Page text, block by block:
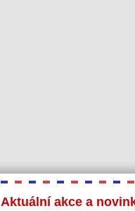
Aktuální akce a